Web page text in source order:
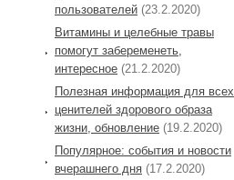
пользователей (23.2.2020)
Витамины и целебные травы
помогут забеременеть,
интересное (21.2.2020)
Полезная информация для всех
ценителей здорового образа
жизни, обновление (19.2.2020)
Популярное: события и новости
вчерашнего дня (17.2.2020)